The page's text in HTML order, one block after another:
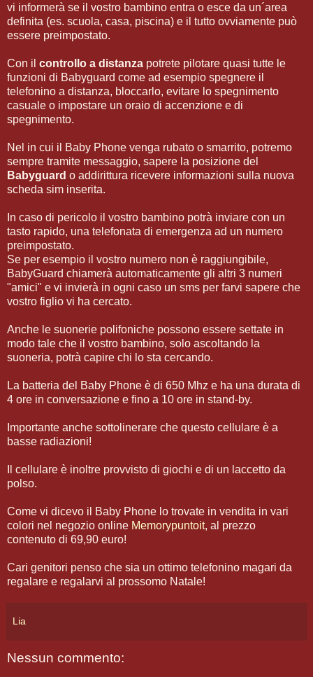
vi informerà se il vostro bambino entra o esce da un´area
definita (es. scuola, casa, piscina) e il tutto ovviamente può
essere preimpostato.
Con il controllo a distanza potrete pilotare quasi tutte le
funzioni di Babyguard come ad esempio spegnere il
telefonino a distanza, bloccarlo, evitare lo spegnimento
casuale o impostare un oraio di accenzione e di
spegnimento.
Nel in cui il Baby Phone venga rubato o smarrito, potremo
sempre tramite messaggio, sapere la posizione del
Babyguard o addirittura ricevere informazioni sulla nuova
scheda sim inserita.
In caso di pericolo il vostro bambino potrà inviare con un
tasto rapido, una telefonata di emergenza ad un numero
preimpostato.
Se per esempio il vostro numero non è raggiungibile,
BabyGuard chiamerà automaticamente gli altri 3 numeri
"amici" e vi invierà in ogni caso un sms per farvi sapere che
vostro figlio vi ha cercato.
Anche le suonerie polifoniche possono essere settate in
modo tale che il vostro bambino, solo ascoltando la
suoneria, potrà capire chi lo sta cercando.
La batteria del Baby Phone è di 650 Mhz e ha una durata di
4 ore in conversazione e fino a 10 ore in stand-by.
Importante anche sottolinerare che questo cellulare è a
basse radiazioni!
Il cellulare è inoltre provvisto di giochi e di un laccetto da
polso.
Come vi dicevo il Baby Phone lo trovate in vendita in vari
colori nel negozio online Memorypuntoit, al prezzo
contenuto di 69,90 euro!
Cari genitori penso che sia un ottimo telefonino magari da
regalare e regalarvi al prossomo Natale!
Lia
Nessun commento: